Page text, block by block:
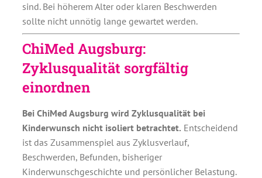
sind. Bei höherem Alter oder klaren Beschwerden
sollte nicht unnötig lange gewartet werden.
ChiMed Augsburg:
Zyklusqualität sorgfältig
einordnen
Bei ChiMed Augsburg wird Zyklusqualität bei
Kinderwunsch nicht isoliert betrachtet. Entscheidend
ist das Zusammenspiel aus Zyklusverlauf,
Beschwerden, Befunden, bisheriger
Kinderwunschgeschichte und persönlicher Belastung.